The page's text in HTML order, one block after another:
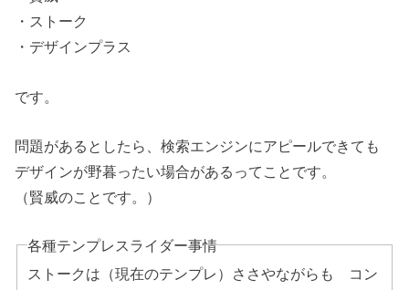
・ストーク
・デザインプラス
です。
問題があるとしたら、検索エンジンにアピールできても
デザインが野暮ったい場合があるってことです。
（賢威のことです。）
各種テンプレスライダー事情
ストークは（現在のテンプレ）ささやながらも コン